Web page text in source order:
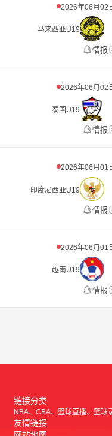
2026年06月02
马来西亚U19
情报
2026年06月02
泰国U19
情报
2026年06月01
印度尼西亚U19
情报
2026年06月01
越南U19
情报
链接分类
NBA CBA 篮球直播 篮球
友情链接